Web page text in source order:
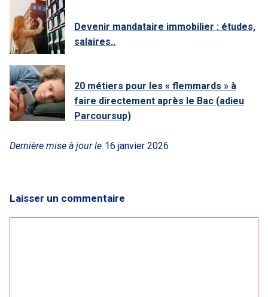
Devenir mandataire immobilier : études,
salaires..
20 métiers pour les « flemmards » à
faire directement après le Bac (adieu
Parcoursup)
Dernière mise à jour le 16 janvier 2026
Laisser un commentaire